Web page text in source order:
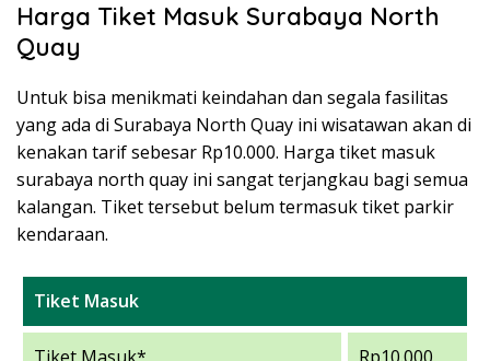
Harga Tiket Masuk Surabaya North
Quay
Untuk bisa menikmati keindahan dan segala fasilitas
yang ada di Surabaya North Quay ini wisatawan akan di
kenakan tarif sebesar Rp10.000. Harga tiket masuk
surabaya north quay ini sangat terjangkau bagi semua
kalangan. Tiket tersebut belum termasuk tiket parkir
kendaraan.
Tiket Masuk